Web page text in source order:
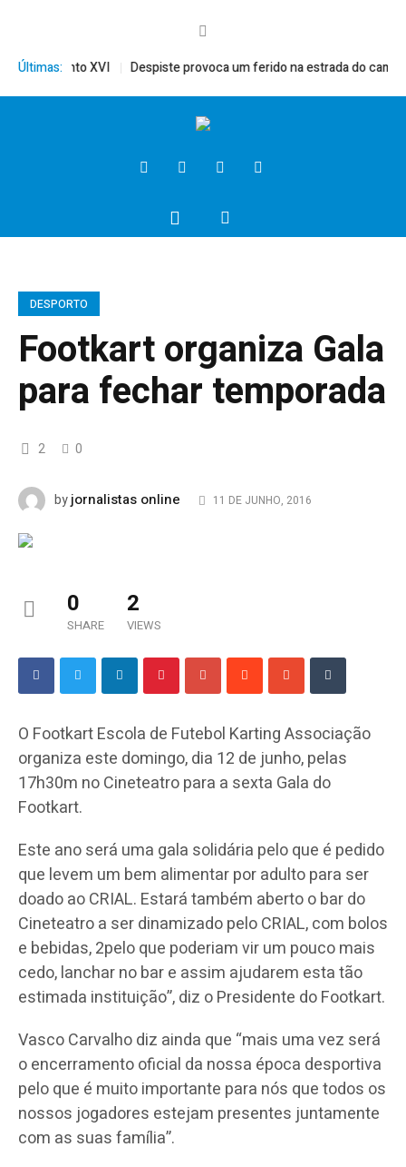
Últimas:
Bento XVI Despiste provoca um ferido na estrada do campo
DESPORTO
Footkart organiza Gala
para fechar temporada
2 0
byjornalistas online 11 DE JUNHO, 2016
0
SHARE
2
VIEWS
O Footkart Escola de Futebol Karting Associação
organiza este domingo, dia 12 de junho, pelas
17h30m no Cineteatro para a sexta Gala do
Footkart.
Este ano será uma gala solidária pelo que é pedido
que levem um bem alimentar por adulto para ser
doado ao CRIAL. Estará também aberto o bar do
Cineteatro a ser dinamizado pelo CRIAL, com bolos
e bebidas, 2pelo que poderiam vir um pouco mais
cedo, lanchar no bar e assim ajudarem esta tão
estimada instituição”, diz o Presidente do Footkart.
Vasco Carvalho diz ainda que “mais uma vez será
o encerramento oficial da nossa época desportiva
pelo que é muito importante para nós que todos os
nossos jogadores estejam presentes juntamente
com as suas família”.